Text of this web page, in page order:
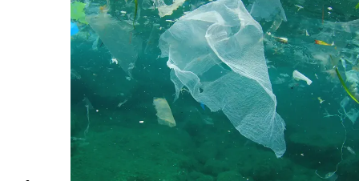
Åpningstider
Praktisk informasjon
Magasin